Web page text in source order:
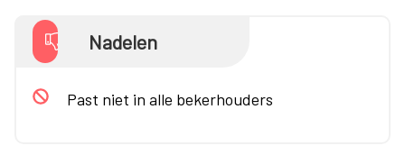
Nadelen
Past niet in alle bekerhouders